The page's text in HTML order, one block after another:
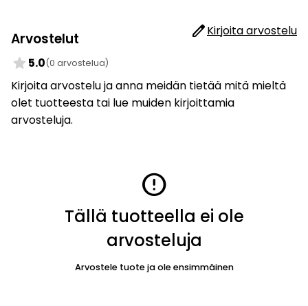
Arvostelut editKirjoita arvostelu
star 5.0(0 arvostelua)
Kirjoita arvostelu ja anna meidän tietää mitä mieltä
olet tuotteesta tai lue muiden kirjoittamia
arvosteluja.
error
Tällä tuotteella ei ole
arvosteluja
Arvostele tuote ja ole ensimmäinen